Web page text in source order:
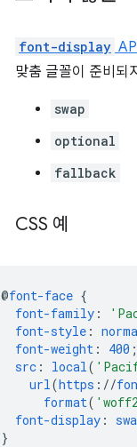
font-display
맞춤 글꼴이 준비되
swap
optional
fallback
CSS 예
@font-face {
font-family :
font-style :
font-weight : 400 ;
src : local(
url(https ://
format(
font-display :
}